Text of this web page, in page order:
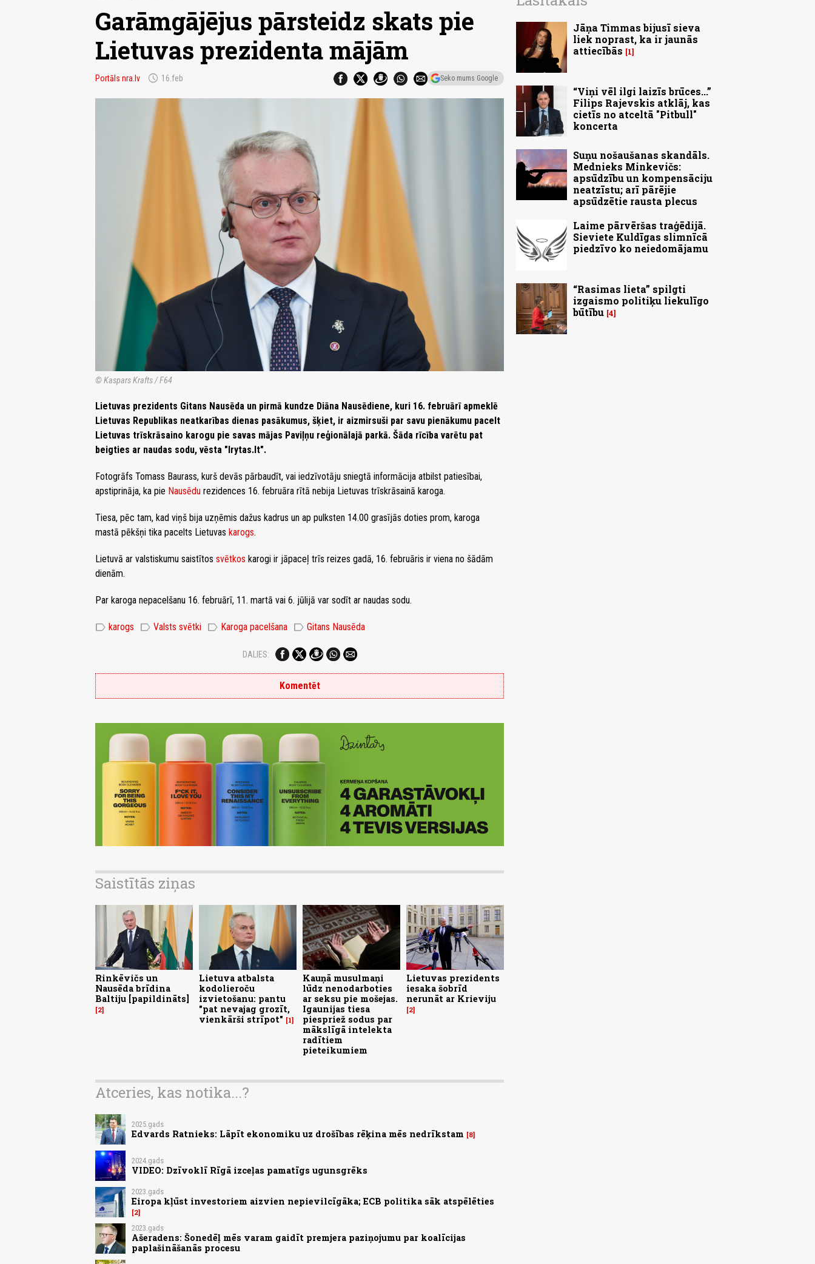
Garāmgājējus pārsteidz skats pie
Lietuvas prezidenta mājām
Portāls nra.lv schedule 16.feb Seko mums Google
© Kaspars Krafts / F64
Lietuvas prezidents Gitans Nausēda un pirmā kundze Diāna Nausēdiene, kuri 16. februārī apmeklē
Lietuvas Republikas neatkarības dienas pasākumus, šķiet, ir aizmirsuši par savu pienākumu pacelt
Lietuvas trīskrāsaino karogu pie savas mājas Paviļņu reģionālajā parkā. Šāda rīcība varētu pat
beigties ar naudas sodu, vēsta "lrytas.lt".
Fotogrāfs Tomass Baurass, kurš devās pārbaudīt, vai iedzīvotāju sniegtā informācija atbilst patiesībai,
apstiprināja, ka pie Nausēdu rezidences 16. februāra rītā nebija Lietuvas trīskrāsainā karoga.
Tiesa, pēc tam, kad viņš bija uzņēmis dažus kadrus un ap pulksten 14.00 grasījās doties prom, karoga
mastā pēkšņi tika pacelts Lietuvas karogs.
Lietuvā ar valstiskumu saistītos svētkos karogi ir jāpaceļ trīs reizes gadā, 16. februāris ir viena no šādām
dienām.
Par karoga nepacelšanu 16. februārī, 11. martā vai 6. jūlijā var sodīt ar naudas sodu.
label karogs label Valsts svētki label Karoga pacelšana label Gitans Nausēda
DALIES:
Komentēt
Saistītās ziņas
Rinkēvičs un
Nausēda brīdina
Baltiju [papildināts]
2
Lietuva atbalsta
kodolieroču
izvietošanu: pantu
"pat nevajag grozīt,
vienkārši strīpot"
1
Kauņā musulmaņi
lūdz nenodarboties
ar seksu pie mošejas.
Igaunijas tiesa
piespriež sodus par
mākslīgā intelekta
radītiem
pieteikumiem
Lietuvas prezidents
iesaka šobrīd
nerunāt ar Krieviju
2
Atceries, kas notika...?
2025.gads
Edvards Ratnieks: Lāpīt ekonomiku uz drošības rēķina mēs nedrīkstam 8
2024.gads
VIDEO: Dzīvoklī Rīgā izceļas pamatīgs ugunsgrēks
2023.gads
Eiropa kļūst investoriem aizvien nepievilcīgāka; ECB politika sāk atspēlēties
2
2023.gads
Ašeradens: Šonedēļ mēs varam gaidīt premjera paziņojumu par koalīcijas
paplašināšanās procesu
Jāņa Timmas bijusī sieva
liek noprast, ka ir jaunās
attiecībās
1
“Viņi vēl ilgi laizīs brūces...”
Filips Rajevskis atklāj, kas
cietīs no atceltā "Pitbull"
koncerta
Suņu nošaušanas skandāls.
Mednieks Minkevičs:
apsūdzību un kompensāciju
neatzīstu; arī pārējie
apsūdzētie rausta plecus
Laime pārvēršas traģēdijā.
Sieviete Kuldīgas slimnīcā
piedzīvo ko neiedomājamu
“Rasimas lieta” spilgti
izgaismo politiķu liekulīgo
būtību 4